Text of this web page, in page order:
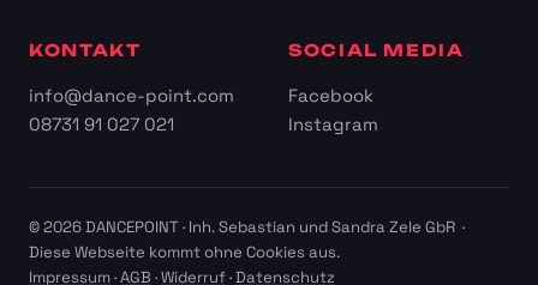
KONTAKT
info@dance-point.com
08731 91 027 021
SOCIAL MEDIA
Facebook
Instagram
© 2026 DANCEPOINT · Inh. Sebastian und Sandra Zele GbR ·
Diese Webseite kommt ohne Cookies aus.
Impressum·AGB ·Widerruf·Datenschutz